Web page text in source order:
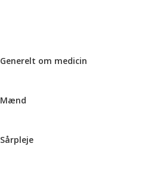
Generelt om medicin
Mænd
Sårpleje